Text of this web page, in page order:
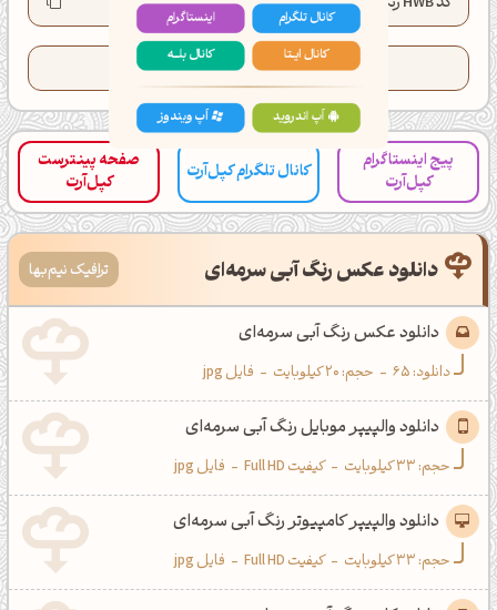
تعداد کدهای کپی شده این رنگ:73
پیج اینستاگرام
کپل‌آرت
کانال تلگرام کپل‌آرت
صفحه پینترست
کپل‌آرت
دانلود عکس رنگ آبی سرمه‌ای ترافیک نیم‌بها
دانلود عکس رنگ آبی سرمه‌ای
دانلود:65
- حجم: 20 کیلوبایت - فایل jpg
دانلود والپیپر موبایل رنگ آبی سرمه‌ای
حجم: 33 کیلوبایت - کیفیت Full HD - فایل jpg
دانلود والپیپر کامپیوتر رنگ آبی سرمه‌ای
حجم: 33 کیلوبایت - کیفیت Full HD - فایل jpg
کانال تلگرام
اینستاگرام
کانال ایــتا
کانال بلـــه
اَپ اندروید اَپ ویندوز